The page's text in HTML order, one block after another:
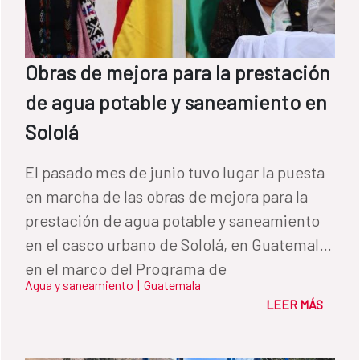
con el objetivo de hacer efectiva la
participación de las mujeres dentro de las
Juntas de Saneamiento comunitarias en
comunidades rurales. Después de una
valoración muy positiva de la primera fase,
en enero de 2019 se inició una segunda fase
ahora por FONPRODE, instrumento de
cooperación reembolsable de la
Cooperación Española, con un crédito en
condiciones concesionales de 20M$ (18,7
millones de euros1) gestionado por el BID,
conjuntamente con un préstamo del banco.
Obras de mejora para la prestación
de agua potable y saneamiento en
Sololá
El pasado mes de junio tuvo lugar la puesta
en marcha de las obras de mejora para la
prestación de agua potable y saneamiento
en el casco urbano de Sololá, en Guatemala,
en el marco del Programa de
Fortalecimiento Institucional y Técnico para
Agua y saneamiento | Guatemala
LEER MÁS